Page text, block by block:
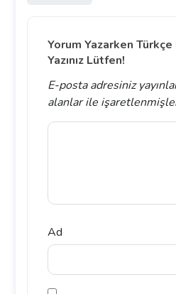
Yorum Yazarken
Yazınız Lütfen!
E-posta adresiniz
alanlarile
Ad